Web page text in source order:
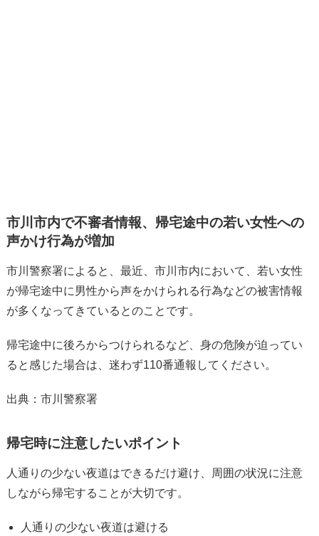
市川市内で不審者情報、帰宅途中の若い女性への
声かけ行為が増加
市川警察署によると、最近、市川市内において、若い女性
が帰宅途中に男性から声をかけられる行為などの被害情報
が多くなってきているとのことです。
帰宅途中に後ろからつけられるなど、身の危険が迫ってい
ると感じた場合は、迷わず110番通報してください。
出典：市川警察署
帰宅時に注意したいポイント
人通りの少ない夜道はできるだけ避け、周囲の状況に注意
しながら帰宅することが大切です。
人通りの少ない夜道は避ける